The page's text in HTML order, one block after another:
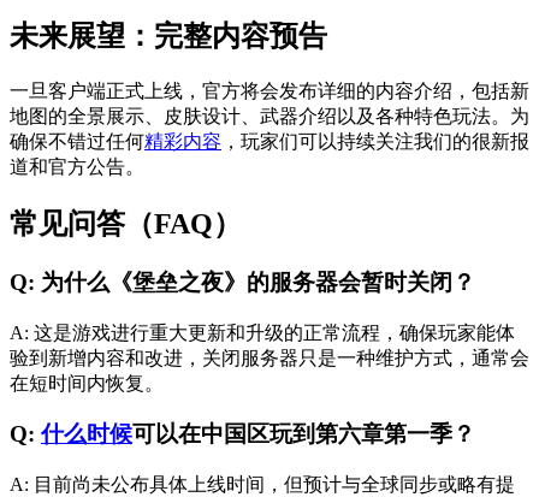
未来展望：完整内容预告
一旦客户端正式上线，官方将会发布详细的内容介绍，包括新
地图的全景展示、皮肤设计、武器介绍以及各种特色玩法。为
确保不错过任何精彩内容 ，玩家们可以持续关注我们的很新报
道和官方公告。
常见问答（FAQ）
Q: 为什么《堡垒之夜》的服务器会暂时关闭？
A: 这是游戏进行重大更新和升级的正常流程，确保玩家能体
验到新增内容和改进，关闭服务器只是一种维护方式，通常会
在短时间内恢复。
Q: 什么时候可以在中国区玩到第六章第一季？
A: 目前尚未公布具体上线时间，但预计与全球同步或略有提